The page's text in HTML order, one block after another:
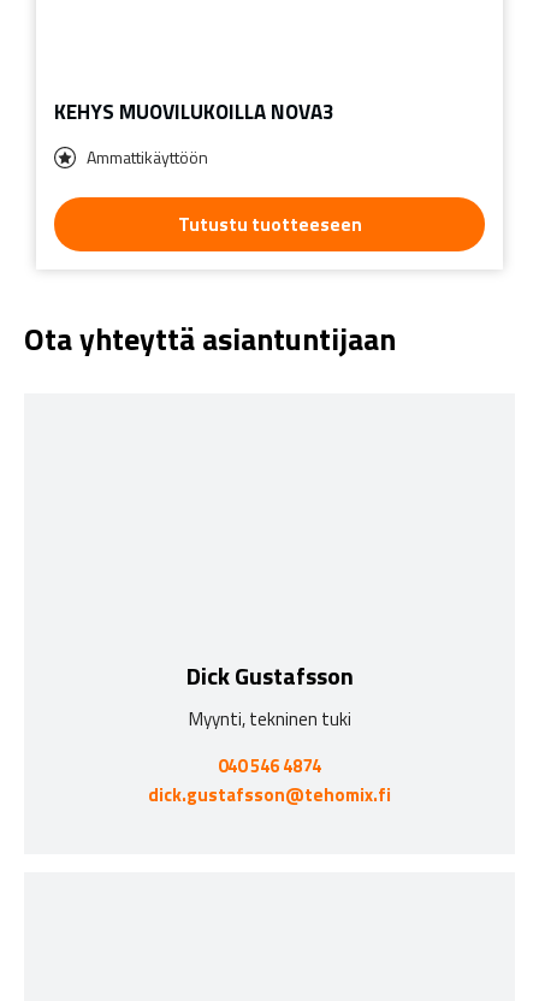
KEHYS MUOVILUKOILLA NOVA3
Ammattikäyttöön
Tutustu tuotteeseen
Ota yhteyttä asiantuntijaan
Dick Gustafsson
Myynti, tekninen tuki
040 546 4874
dick.gustafsson@tehomix.fi